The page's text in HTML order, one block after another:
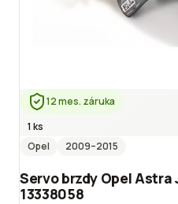
12 mes. záruka
1 ks
Opel
2009–2015
Servo brzdy Opel Astra
13338058